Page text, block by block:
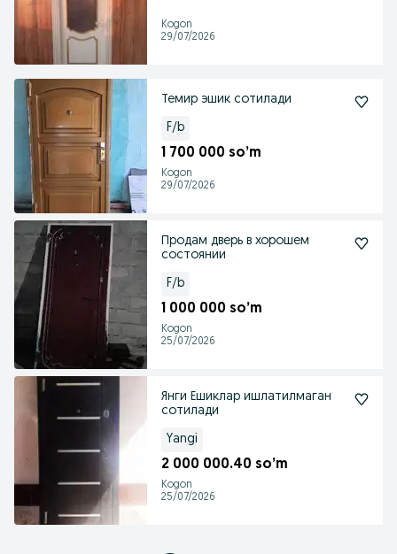
Kogon
29/07/2026
Темир эшик сотилади
F/b
1 700 000 so’m
Kogon
29/07/2026
Продам дверь в хорошем
состоянии
F/b
1 000 000 so’m
Kogon
25/07/2026
Янги Ешиклар ишлатилмаган
сотилади
Yangi
2 000 000.40 so’m
Kogon
25/07/2026